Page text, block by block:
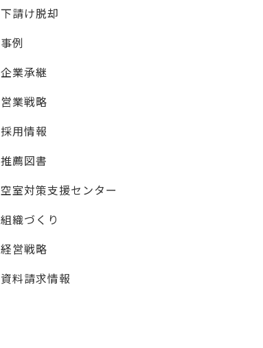
下請け脱却
事例
企業承継
営業戦略
採用情報
推薦図書
空室対策支援センター
組織づくり
経営戦略
資料請求情報